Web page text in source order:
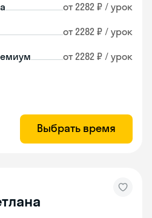
от 2282 ₽ / урок
от 2282 ₽ / урок
от 2282 ₽ / урок
Выбрать время